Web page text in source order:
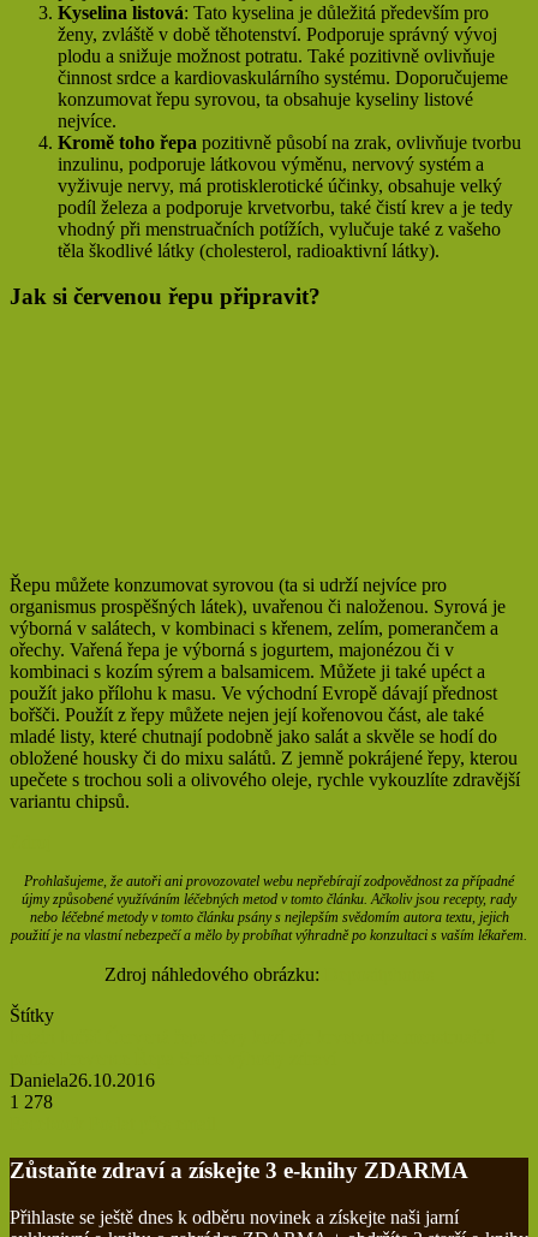
Kyselina listová: Tato kyselina je důležitá především pro
ženy, zvláště v době těhotenství. Podporuje správný vývoj
plodu a snižuje možnost potratu. Také pozitivně ovlivňuje
činnost srdce a kardiovaskulárního systému. Doporučujeme
konzumovat řepu syrovou, ta obsahuje kyseliny listové
nejvíce.
Kromě toho řepa pozitivně působí na zrak, ovlivňuje tvorbu
inzulinu, podporuje látkovou výměnu, nervový systém a
vyživuje nervy, má protisklerotické účinky, obsahuje velký
podíl železa a podporuje krvetvorbu, také čistí krev a je tedy
vhodný při menstruačních potížích, vylučuje také z vašeho
těla škodlivé látky (cholesterol, radioaktivní látky).
Jak si červenou řepu připravit?
Řepu můžete konzumovat syrovou (ta si udrží nejvíce pro
organismus prospěšných látek), uvařenou či naloženou. Syrová je
výborná v salátech, v kombinaci s křenem, zelím, pomerančem a
ořechy. Vařená řepa je výborná s jogurtem, majonézou či v
kombinaci s kozím sýrem a balsamicem. Můžete ji také upéct a
použít jako přílohu k masu. Ve východní Evropě dávají přednost
bořšči. Použít z řepy můžete nejen její kořenovou část, ale také
mladé listy, které chutnají podobně jako salát a skvěle se hodí do
obložené housky či do mixu salátů. Z jemně pokrájené řepy, kterou
upečete s trochou soli a olivového oleje, rychle vykouzlíte zdravější
variantu chipsů.
Prohlašujeme, že autoři ani provozovatel webu nepřebírají zodpovědnost za případné
újmy způsobené využíváním léčebných metod v tomto článku. Ačkoliv jsou recepty, rady
nebo léčebné metody v tomto článku psány s nejlepším svědomím autora textu, jejich
použití je na vlastní nebezpečí a mělo by probíhat výhradně po konzultaci s vaším lékařem.
Zdroj náhledového obrázku:
Štítky
Daniela26.10.2016
1 278
Zůstaňte zdraví a získejte 3 e-knihy ZDARMA
Přihlaste se ještě dnes k odběru novinek a získejte naši jarní